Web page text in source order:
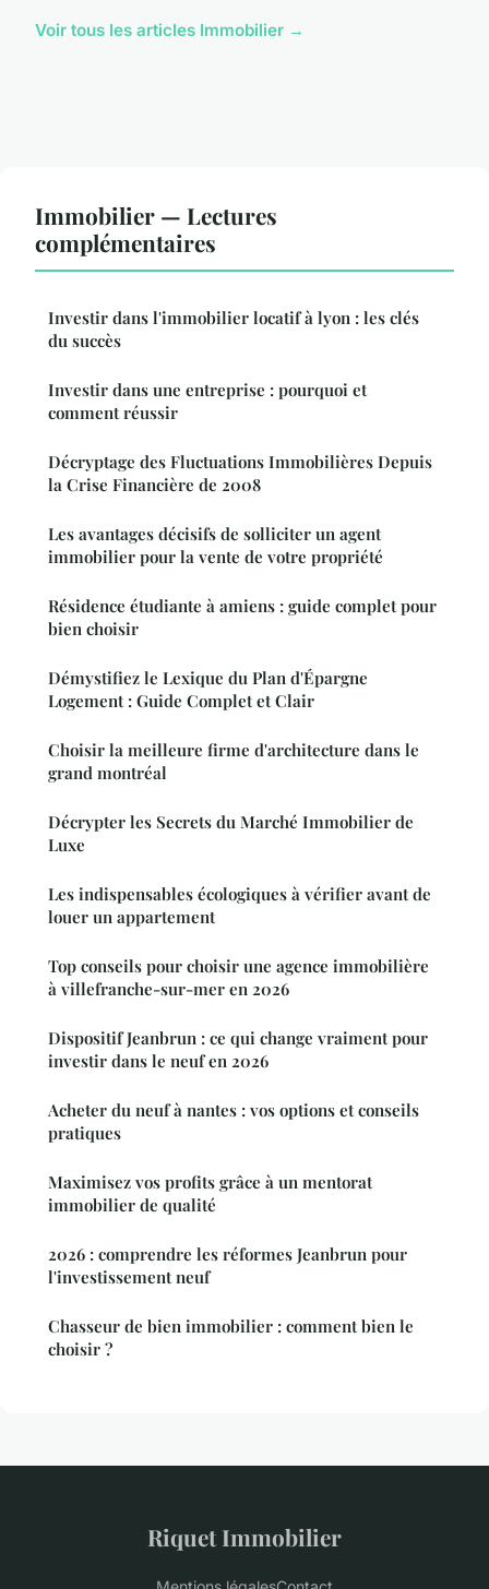
Voir tous les articles Immobilier →
Immobilier — Lectures
complémentaires
Investir dans l'immobilier locatif à lyon : les clés
du succès
Investir dans une entreprise : pourquoi et
comment réussir
Décryptage des Fluctuations Immobilières Depuis
la Crise Financière de 2008
Les avantages décisifs de solliciter un agent
immobilier pour la vente de votre propriété
Résidence étudiante à amiens : guide complet pour
bien choisir
Démystifiez le Lexique du Plan d'Épargne
Logement : Guide Complet et Clair
Choisir la meilleure firme d'architecture dans le
grand montréal
Décrypter les Secrets du Marché Immobilier de
Luxe
Les indispensables écologiques à vérifier avant de
louer un appartement
Top conseils pour choisir une agence immobilière
à villefranche-sur-mer en 2026
Dispositif Jeanbrun : ce qui change vraiment pour
investir dans le neuf en 2026
Acheter du neuf à nantes : vos options et conseils
pratiques
Maximisez vos profits grâce à un mentorat
immobilier de qualité
2026 : comprendre les réformes Jeanbrun pour
l'investissement neuf
Chasseur de bien immobilier : comment bien le
choisir ?
Riquet Immobilier